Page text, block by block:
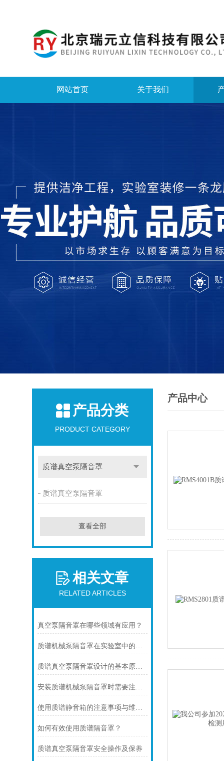
网站首页 关于我们
产品分类
PRODUCT CATEGORY
质谱真空泵隔音罩
质谱真空泵隔音罩
查看全部
相关文章
RELATED ARTICLES
真空泵隔音罩在哪些领域有应用？
质谱机械泵隔音罩在实验室中的应用
质谱真空泵隔音罩设计的基本原理是什么？
安装质谱机械泵隔音罩时需要注意哪些事项？
使用质谱静音箱的注意事项与维护指南
如何有效使用质谱隔音罩？
质谱真空泵隔音罩安全操作及保养
产品中心